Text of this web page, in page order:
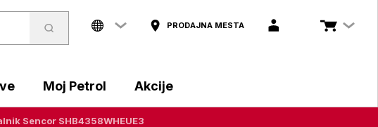
PRODAJNA MESTA
Moj Petrol Akcije
Sencor SHB4358WHEUE3